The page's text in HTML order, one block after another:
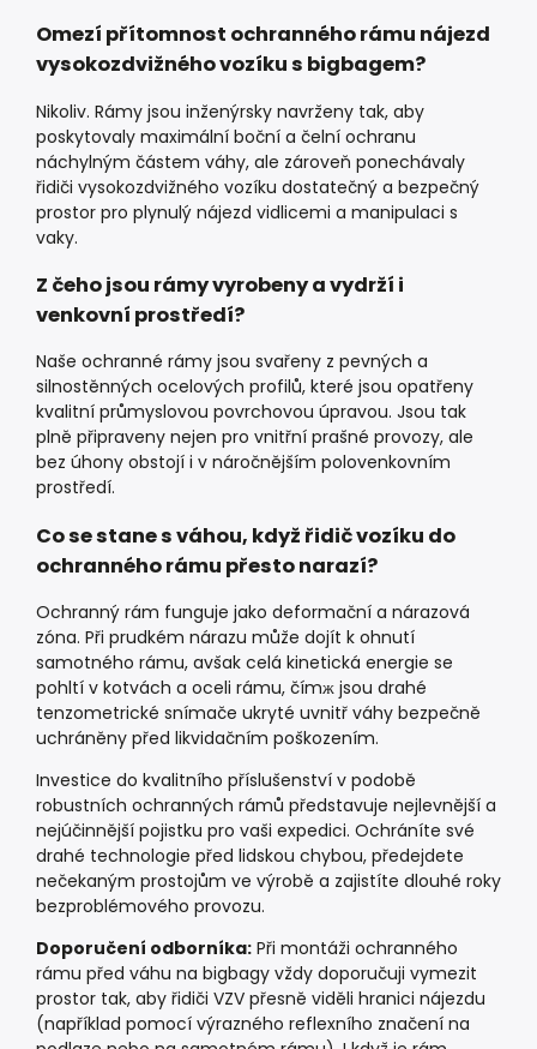
Omezí přítomnost ochranného rámu nájezd
vysokozdvižného vozíku s bigbagem?
Nikoliv. Rámy jsou inženýrsky navrženy tak, aby
poskytovaly maximální boční a čelní ochranu
náchylným částem váhy, ale zároveň ponechávaly
řidiči vysokozdvižného vozíku dostatečný a bezpečný
prostor pro plynulý nájezd vidlicemi a manipulaci s
vaky.
Z čeho jsou rámy vyrobeny a vydrží i
venkovní prostředí?
Naše ochranné rámy jsou svařeny z pevných a
silnostěnných ocelových profilů, které jsou opatřeny
kvalitní průmyslovou povrchovou úpravou. Jsou tak
plně připraveny nejen pro vnitřní prašné provozy, ale
bez úhony obstojí i v náročnějším polovenkovním
prostředí.
Co se stane s váhou, když řidič vozíku do
ochranného rámu přesto narazí?
Ochranný rám funguje jako deformační a nárazová
zóna. Při prudkém nárazu může dojít k ohnutí
samotného rámu, avšak celá kinetická energie se
pohltí v kotvách a oceli rámu, čímж jsou drahé
tenzometrické snímače ukryté uvnitř váhy bezpečně
uchráněny před likvidačním poškozením.
Investice do kvalitního příslušenství v podobě
robustních ochranných rámů představuje nejlevnější a
nejúčinnější pojistku pro vaši expedici. Ochráníte své
drahé technologie před lidskou chybou, předejdete
nečekaným prostojům ve výrobě a zajistíte dlouhé roky
bezproblémového provozu.
Doporučení odborníka: Při montáži ochranného
rámu před váhu na bigbagy vždy doporučuji vymezit
prostor tak, aby řidiči VZV přesně viděli hranici nájezdu
(například pomocí výrazného reflexního značení na